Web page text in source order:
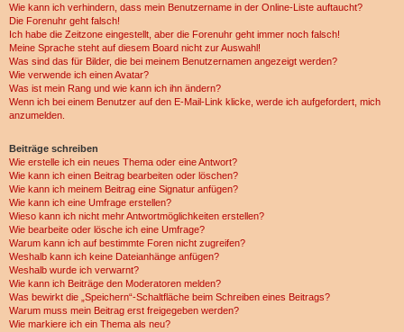
Wie kann ich verhindern, dass mein Benutzername in der Online-Liste auftaucht?
Die Forenuhr geht falsch!
Ich habe die Zeitzone eingestellt, aber die Forenuhr geht immer noch falsch!
Meine Sprache steht auf diesem Board nicht zur Auswahl!
Was sind das für Bilder, die bei meinem Benutzernamen angezeigt werden?
Wie verwende ich einen Avatar?
Was ist mein Rang und wie kann ich ihn ändern?
Wenn ich bei einem Benutzer auf den E-Mail-Link klicke, werde ich aufgefordert, mich
anzumelden.
Beiträge schreiben
Wie erstelle ich ein neues Thema oder eine Antwort?
Wie kann ich einen Beitrag bearbeiten oder löschen?
Wie kann ich meinem Beitrag eine Signatur anfügen?
Wie kann ich eine Umfrage erstellen?
Wieso kann ich nicht mehr Antwortmöglichkeiten erstellen?
Wie bearbeite oder lösche ich eine Umfrage?
Warum kann ich auf bestimmte Foren nicht zugreifen?
Weshalb kann ich keine Dateianhänge anfügen?
Weshalb wurde ich verwarnt?
Wie kann ich Beiträge den Moderatoren melden?
Was bewirkt die „Speichern“-Schaltfläche beim Schreiben eines Beitrags?
Warum muss mein Beitrag erst freigegeben werden?
Wie markiere ich ein Thema als neu?